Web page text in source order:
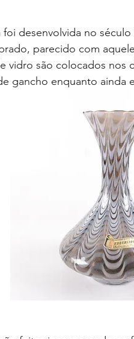
foi desenvolvida no
parecido com
vidro são colocados
gancho enquanto ainda